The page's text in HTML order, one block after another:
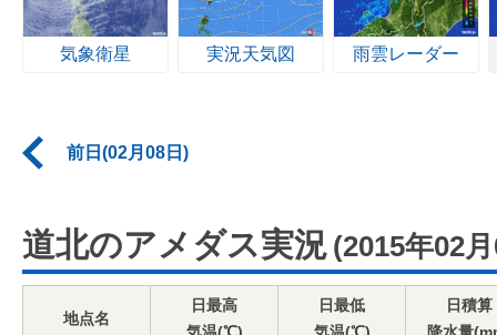
気象衛星 実況天気図 雨雲レーダー
前日(02月08日)
道北のアメダス実況 (2015年02
地点名
日最高
日最低
日積算